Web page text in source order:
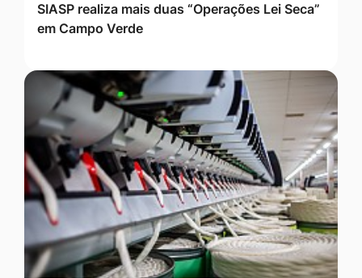
SIASP realiza mais duas “Operações Lei Seca”
em Campo Verde